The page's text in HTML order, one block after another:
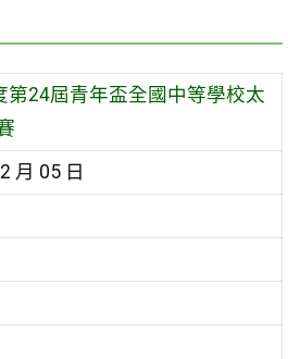
第24屆青年盃全國中等學校太
月 05 日